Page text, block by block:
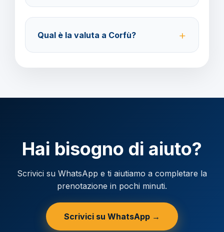
Acconto del 40% alla prenotazione, saldo 30 giorni
prima della partenza.
Qual è la valuta a Corfù?
Hai bisogno di aiuto?
Scrivici su WhatsApp e ti aiutiamo a completare la
prenotazione in pochi minuti.
Scrivici su WhatsApp →